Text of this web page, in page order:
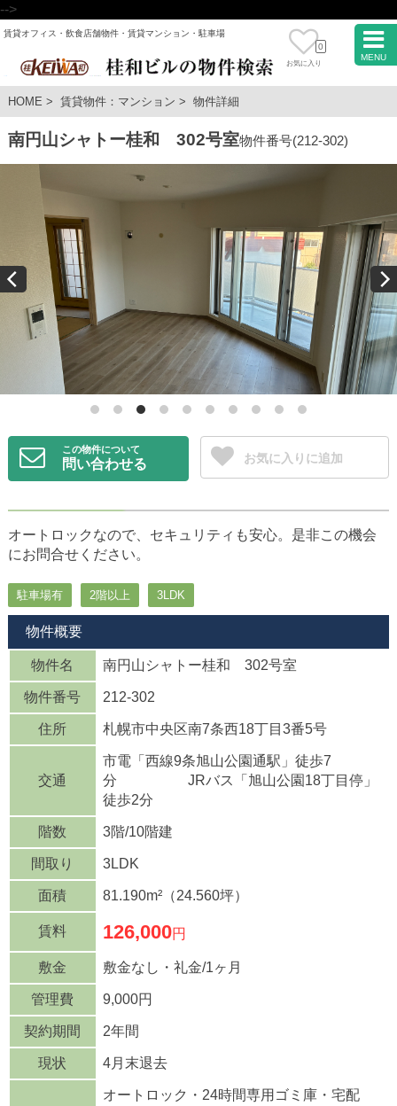
-->
賃貸オフィス・飲食店舗物件・賃貸マンション・駐車場
0
お気に入り
MENU
HOME > 賃貸物件：マンション > 物件詳細
南円山シャトー桂和 302号室物件番号(212-302)
この物件について
問い合わせる お気に入りに追加
オートロックなので、セキュリティも安心。是非この機会
にお問合せください。
駐車場有 2階以上 3LDK
物件概要
物件名 南円山シャトー桂和 302号室
物件番号 212-302
住所 札幌市中央区南7条西18丁目3番5号
交通
市電「西線9条旭山公園通駅」徒歩7
分 JRバス「旭山公園18丁目停」
徒歩2分
階数 3階/10階建
間取り 3LDK
面積 81.190m²（24.560坪）
賃料 126,000円
敷金 敷金なし・礼金/1ヶ月
管理費 9,000円
契約期間 2年間
現状 4月末退去
オートロック・24時間専用ゴミ庫・宅配